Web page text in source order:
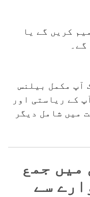
کریں گے یا
گے۔
آپ مکمل بیلنس
کے ریاستی اور
میں شامل دیگر
میں جمع
سے